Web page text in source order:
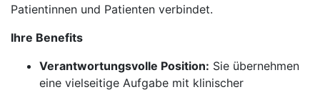
Patientinnen und Patienten verbindet.
Ihre Benefits
Verantwortungsvolle Position: Sie übernehmen
eine vielseitige Aufgabe mit klinischer